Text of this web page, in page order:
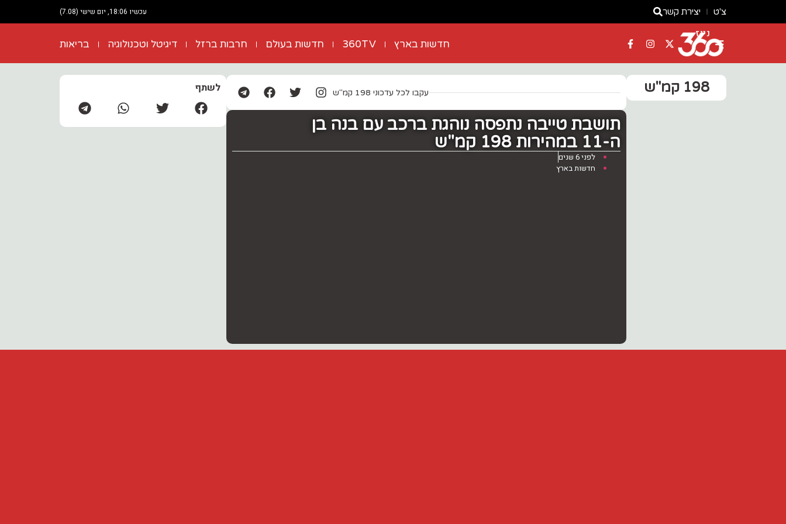
צ'ט יצירת קשר עכשיו 18:06, יום שישי (7.08)
ניוז
חדשות בארץ 360TV חדשות בעולם חרבות ברזל דיגיטל וטכנולוגיה בריאות
198 קמ"ש עקבו לכל עדכוני 198 קמ"ש
תושבת טייבה נתפסה נוהגת ברכב עם בנה בן
ה-11 במהירות 198 קמ"ש
לפני 6 שנים
חדשות בארץ
לשתף